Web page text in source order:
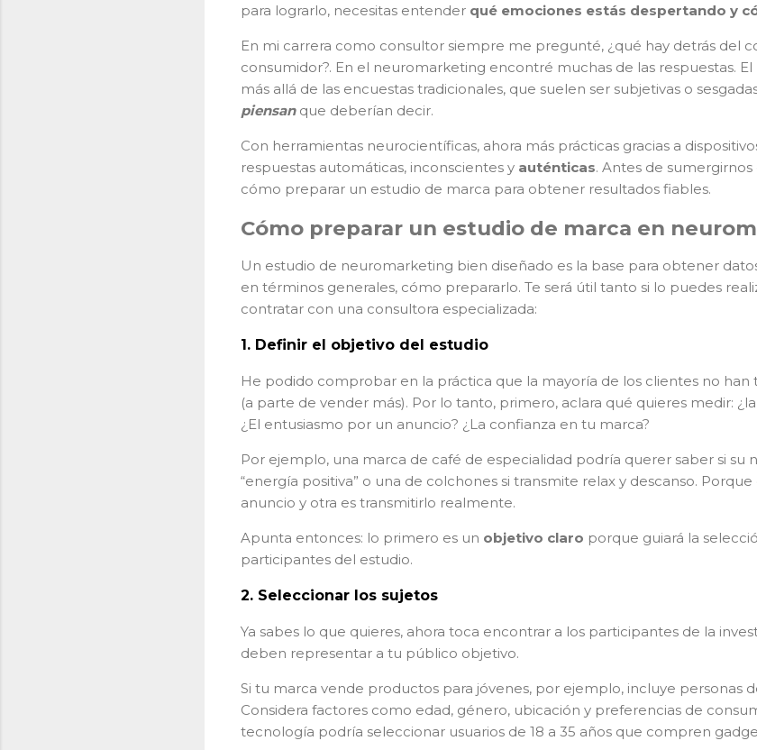
para lograrlo, necesitas entender qué emociones estás despertando y
En mi carrera como consultor siempre me pregunté, ¿qué hay detrás del
consumidor?. En el neuromarketing encontré muchas de las respuestas.
más allá de las encuestas tradicionales, que suelen ser subjetivas o
piensan que deberían decir.
Con herramientas neurocientíficas, ahora más prácticas gracias a
respuestas automáticas, inconscientes y auténticas. Antes de
cómo preparar un estudio de marca para obtener resultados fiables.
Cómo preparar un estudio de marca en
Un estudio de neuromarketing bien diseñado es la base para obtener
en términos generales, cómo prepararlo. Te será útil tanto si lo puedes
contratar con una consultora especializada:
1. Definir el objetivo del estudio
He podido comprobar en la práctica que la mayoría de los clientes no han
(a parte de vender más). Por lo tanto, primero, aclara qué quieres medir:
¿El entusiasmo por un anuncio? ¿La confianza en tu marca?
Por ejemplo, una marca de café de especialidad podría querer saber si su
“energía positiva” o una de colchones si transmite relax y descanso.
anuncio y otra es transmitirlo realmente.
Apunta entonces: lo primero es un objetivo claro porque guiará la
participantes del estudio.
2. Seleccionar los sujetos
Ya sabes lo que quieres, ahora toca encontrar a los participantes de la
deben representar a tu público objetivo.
Si tu marca vende productos para jóvenes, por ejemplo, incluye personas
Considera factores como edad, género, ubicación y preferencias de
tecnología podría seleccionar usuarios de 18 a 35 años que compren